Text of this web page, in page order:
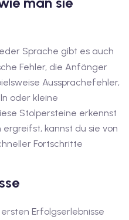
Sprache gibt es auch
Fehler, die Anfänger
Aussprachefehler,
oder kleine
Stolpersteine erkennst
kannst du sie von
Fortschritte
Erfolgserlebnisse